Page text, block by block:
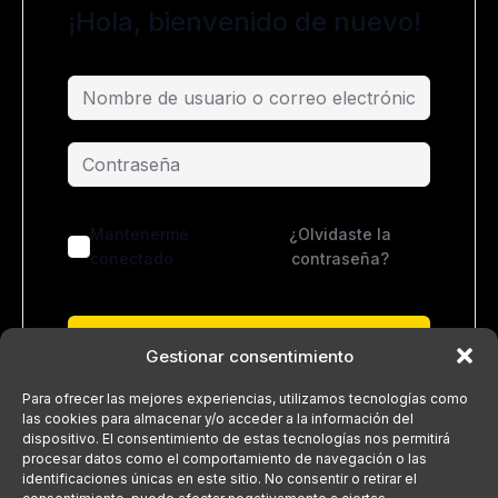
Gestionar consentimiento
Para ofrecer las mejores experiencias, utilizamos tecnologías como
las cookies para almacenar y/o acceder a la información del
dispositivo. El consentimiento de estas tecnologías nos permitirá
procesar datos como el comportamiento de navegación o las
identificaciones únicas en este sitio. No consentir o retirar el
¡Hola, bienvenido de nuevo!
Mantenerme
conectado
¿Olvidaste la
contraseña?
¿No tienes una cuenta?Regístrate ahora